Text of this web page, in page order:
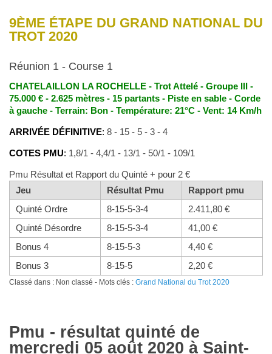
9ÈME ÉTAPE DU GRAND NATIONAL DU
TROT 2020
Réunion 1 - Course 1
CHATELAILLON LA ROCHELLE - Trot Attelé - Groupe III -
75.000 € - 2.625 mètres - 15 partants - Piste en sable - Corde
à gauche - Terrain: Bon - Température: 21°C - Vent: 14 Km/h
ARRIVÉE DÉFINITIVE: 8 - 15 - 5 - 3 - 4
COTES PMU: 1,8/1 - 4,4/1 - 13/1 - 50/1 - 109/1
Pmu Résultat et Rapport du Quinté + pour 2 €
Jeu
Résultat Pmu
Rapport pmu
Quinté Ordre
8-15-5-3-4
2.411,80 €
Quinté Désordre
8-15-5-3-4
41,00 €
Bonus 4
8-15-5-3
4,40 €
Bonus 3
8-15-5 2,20 €
Classé dans : Non classé - Mots clés : Grand National du Trot 2020
Pmu - résultat quinté de
mercredi 05 août 2020 à Saint-